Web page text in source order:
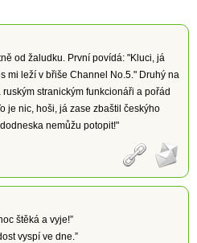
od žaludku. První povídá: "Kluci, já
mi leží v břiše Channel No.5." Druhý na
stranickým funkcionáři a pořád
je nic, hoši, já zase zbaštil českýho
nemůžu potopit!"
štěká a vyje!”
vyspí ve dne.”